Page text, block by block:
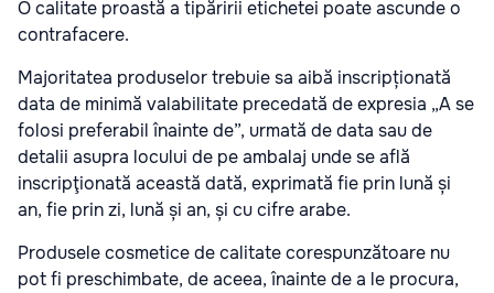
O calitate proastă a tipăririi etichetei poate ascunde o
contrafacere.
Majoritatea produselor trebuie sa aibă inscripționată
data de minimă valabilitate precedată de expresia „A se
folosi preferabil înainte de”, urmată de data sau de
detalii asupra locului de pe ambalaj unde se află
inscripţionată această dată, exprimată fie prin lună și
an, fie prin zi, lună și an, și cu cifre arabe.
Produsele cosmetice de calitate corespunzătoare nu
pot fi preschimbate, de aceea, înainte de a le procura,